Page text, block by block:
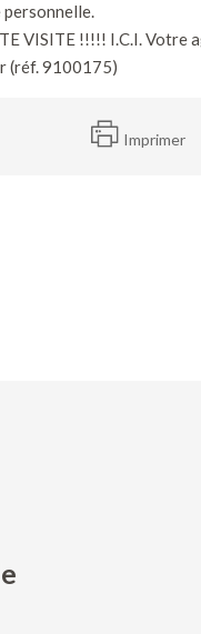
VISITE !!!!! I.C.I.
(réf. 9100175)
Imprimer